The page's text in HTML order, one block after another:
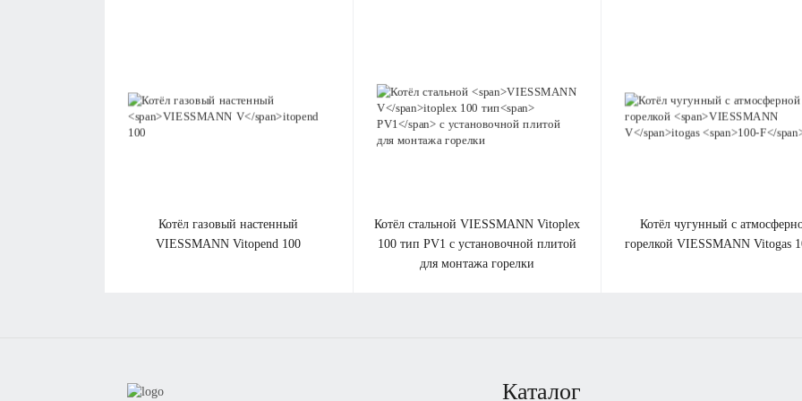
котёл газовый настенный
VIESSMANN Vitopend 100
котёл стальной VIESSMANN Vitoplex
100 тип PV1 с установочной плитой
для монтажа горелки
котёл чугунный с атмосферной
горелкойVIESSMANN Vitogas
Каталог